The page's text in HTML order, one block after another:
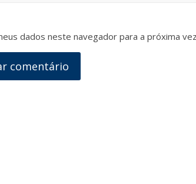
dados neste navegador para a próxima